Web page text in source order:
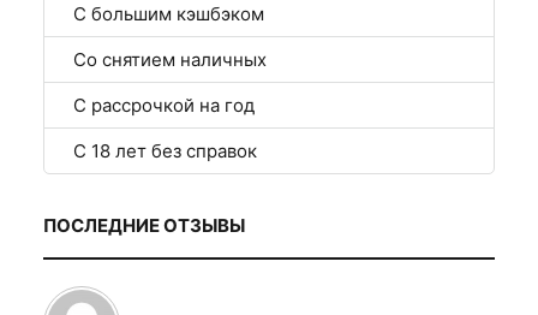
С большим кэшбэком
Со снятием наличных
С рассрочкой на год
С 18 лет без справок
ПОСЛЕДНИЕ ОТЗЫВЫ